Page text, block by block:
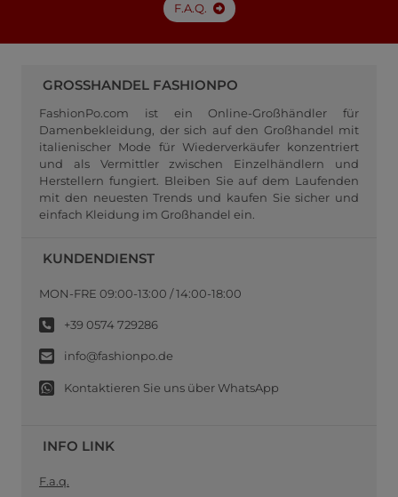
F.A.Q.
GROSSHANDEL FASHIONPO
FashionPo.com ist ein Online-Großhändler für
Damenbekleidung, der sich auf den Großhandel mit
italienischer Mode für Wiederverkäufer konzentriert
und als Vermittler zwischen Einzelhändlern und
Herstellern fungiert. Bleiben Sie auf dem Laufenden
mit den neuesten Trends und kaufen Sie sicher und
einfach Kleidung im Großhandel ein.
KUNDENDIENST
MON-FRE 09:00-13:00 / 14:00-18:00
+39 0574 729286
info@fashionpo.de
Kontaktieren Sie uns über WhatsApp
INFO LINK
F.a.q.